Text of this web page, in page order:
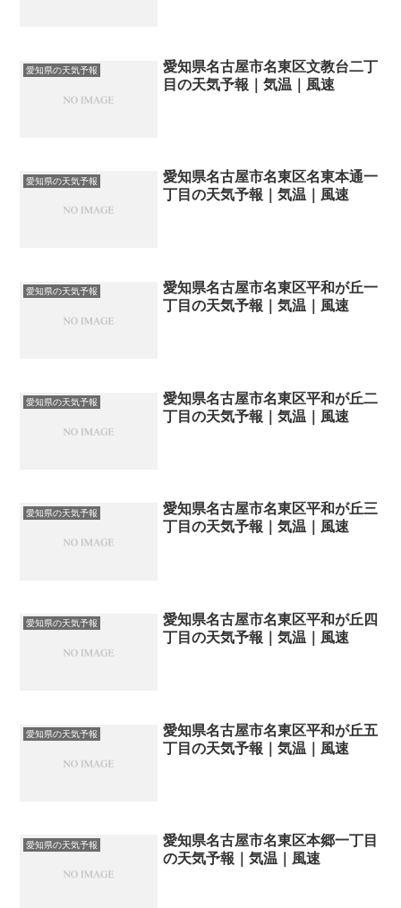
愛知県の天気予報
愛知県名古屋市名東区文教台二丁
目の天気予報｜気温｜風速
愛知県の天気予報
愛知県名古屋市名東区名東本通一
丁目の天気予報｜気温｜風速
愛知県の天気予報
愛知県名古屋市名東区平和が丘一
丁目の天気予報｜気温｜風速
愛知県の天気予報
愛知県名古屋市名東区平和が丘二
丁目の天気予報｜気温｜風速
愛知県の天気予報
愛知県名古屋市名東区平和が丘三
丁目の天気予報｜気温｜風速
愛知県の天気予報
愛知県名古屋市名東区平和が丘四
丁目の天気予報｜気温｜風速
愛知県の天気予報
愛知県名古屋市名東区平和が丘五
丁目の天気予報｜気温｜風速
愛知県の天気予報
愛知県名古屋市名東区本郷一丁目
の天気予報｜気温｜風速